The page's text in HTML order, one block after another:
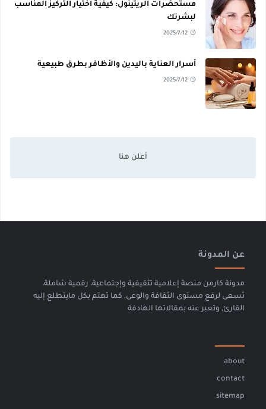
مستحضرات الريتينول: كيفية اختيار التركيز المناسب
لبشرتك
2025/7/12
أسرار العناية باليدين والأظافر بطرق طبيعية
2025/7/12
عن المدونة
مدونة كارمن منصة إعلامية تثقيفية وإجتماعية، رقمية شاملة،
تسعى لرفع مستوى الثقافة والوعى, كما تهتم بكل مايتطلع إليه
القارئ, وتعبر عنه بمقالاتها الهادفة
about
contact
sitemap